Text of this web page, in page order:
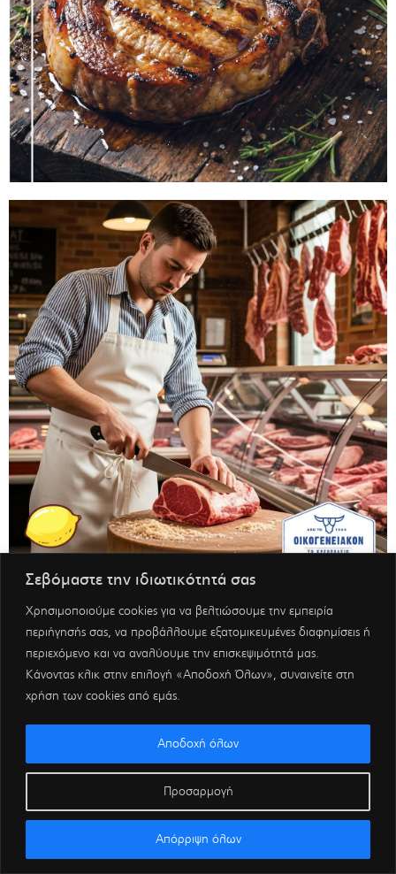
Σεβόμαστε την ιδιωτικότητά σας
Χρησιμοποιούμε cookies για να βελτιώσουμε την εμπειρία
περιήγησής σας, να προβάλλουμε εξατομικευμένες διαφημίσεις ή
περιεχόμενο και να αναλύουμε την επισκεψιμότητά μας.
Κάνοντας κλικ στην επιλογή «Αποδοχή Όλων», συναινείτε στη
χρήση των cookies από εμάς.
Προσαρμογή
Απόρριψη όλων
Αποδοχή όλων